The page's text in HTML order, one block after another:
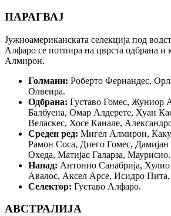
ПАРАГВАЈ
Јужноамериканската селекција под
Алфаро се потпира на цврста одбрана и
Алмирон.
Голмани: Роберто Фернандес,
Олвеира.
Одбрана: Густаво Гомес, Жуниор
Балбуена, Омар Алдерете, Хуан
Веласкес, Хосе Канале,
Среден ред: Мигел Алмирон,
Рамон Соса, Диего Гомес, Дамијан
Охеда, Матијас Галарза, Маурисио.
Напад: Антонио Санабрија, Хулио
Авалос, Аксел Арсе, Исидро Пита,
Селектор: Густаво Алфаро.
АВСТРАЛИЈА